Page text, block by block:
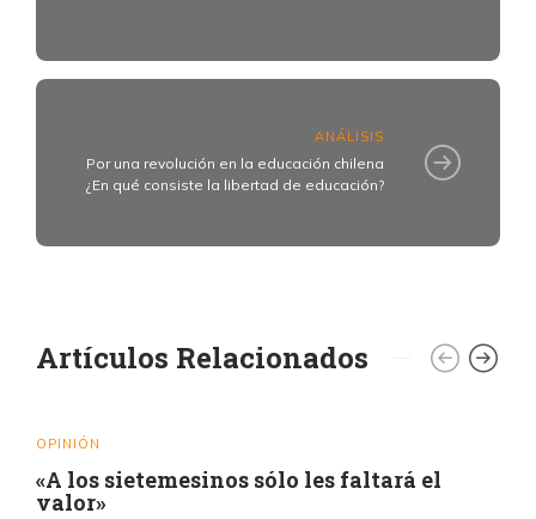
ANÁLISIS
Por una revolución en la educación chilena
¿En qué consiste la libertad de educación?
Artículos Relacionados
OPINIÓN
«A los sietemesinos sólo les faltará el
valor»